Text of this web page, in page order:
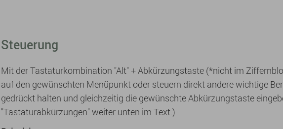
Steuerung
Mit der Tastaturkombination "Alt" + Abkürzungstaste (*nicht im
auf den gewünschten Menüpunkt oder steuern direkt andere wichtige
gedrückt halten und gleichzeitig die gewünschte Abkürzungstaste
"Tastaturabkürzungen" weiter unten im Text.)